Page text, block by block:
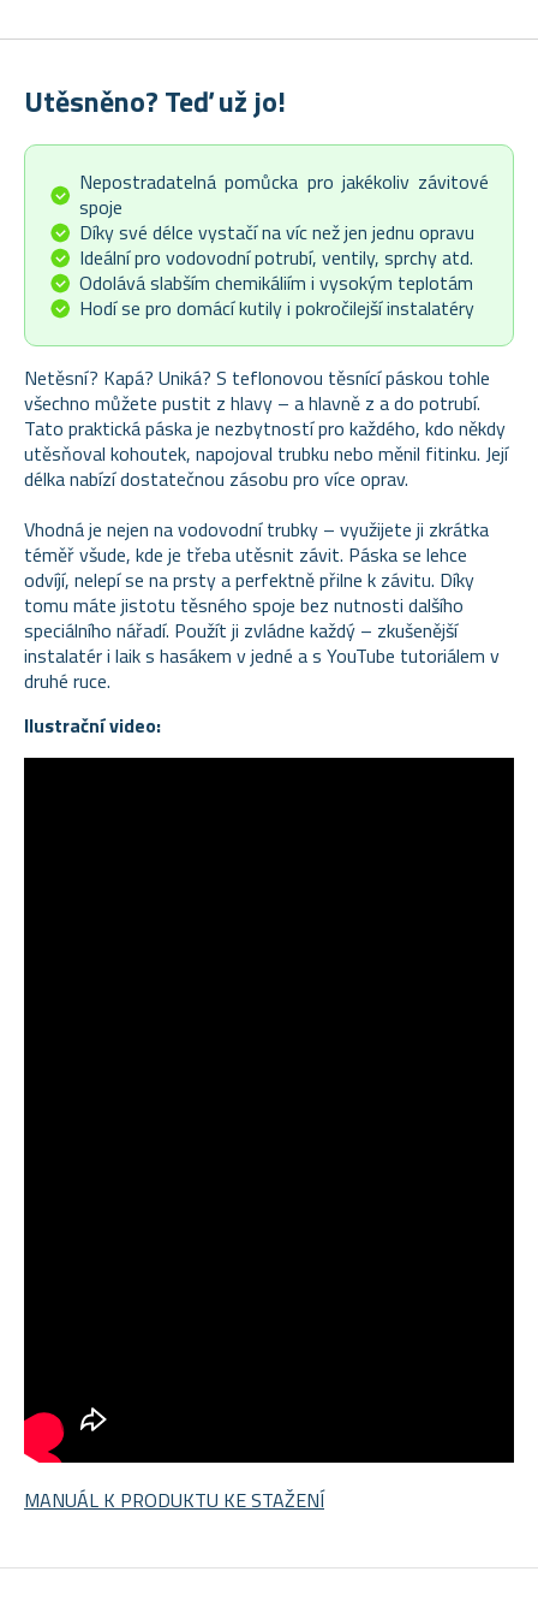
Utěsněno? Teď už jo!
Nepostradatelná pomůcka pro jakékoliv závitové
spoje
Díky své délce vystačí na víc než jen jednu opravu
Ideální pro vodovodní potrubí, ventily, sprchy atd.
Odolává slabším chemikáliím i vysokým teplotám
Hodí se pro domácí kutily i pokročilejší instalatéry
Netěsní? Kapá? Uniká? S teflonovou těsnící páskou tohle
všechno můžete pustit z hlavy – a hlavně z a do potrubí.
Tato praktická páska je nezbytností pro každého, kdo někdy
utěsňoval kohoutek, napojoval trubku nebo měnil fitinku. Její
délka nabízí dostatečnou zásobu pro více oprav.
Vhodná je nejen na vodovodní trubky – využijete ji zkrátka
téměř všude, kde je třeba utěsnit závit. Páska se lehce
odvíjí, nelepí se na prsty a perfektně přilne k závitu. Díky
tomu máte jistotu těsného spoje bez nutnosti dalšího
speciálního nářadí. Použít ji zvládne každý – zkušenější
instalatér i laik s hasákem v jedné a s YouTube tutoriálem v
druhé ruce.
Ilustrační video:
MANUÁL K PRODUKTU KE STAŽENÍ